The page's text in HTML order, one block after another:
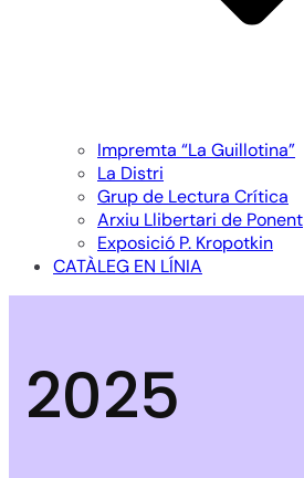
Impremta “La Guillotina”
La Distri
Grup de Lectura Crítica
Arxiu Llibertari de Ponent
Exposició P. Kropotkin
CATÀLEG EN LÍNIA
2025